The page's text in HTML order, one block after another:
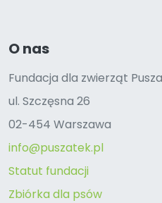
O nas
Fundacja dla zwierząt
ul. Szczęsna 26
02-454 Warszawa
info@puszatek.pl
Statut fundacji
Zbiórka dla psów